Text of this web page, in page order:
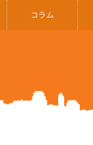
コラム